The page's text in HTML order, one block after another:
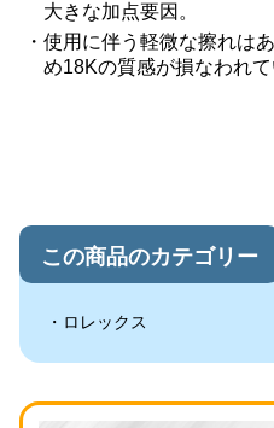
大きな加点要因。
使用に伴う軽微な擦れは
め18Kの質感が損なわれて
この商品のカテゴリー
ロレックス